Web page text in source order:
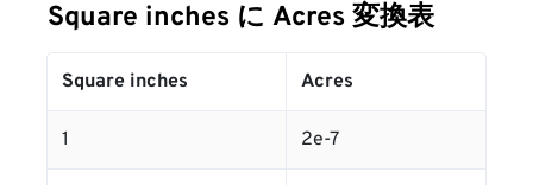
Square inches に Acres 変換表
Square inches Acres
1 2e-7